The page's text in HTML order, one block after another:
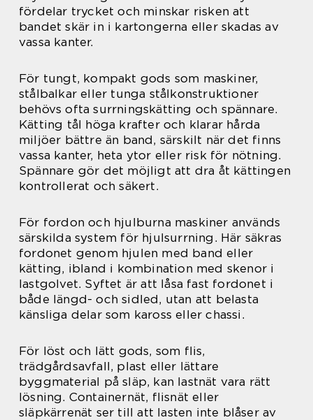
fördelar trycket och minskar risken att
bandet skär in i kartongerna eller skadas av
vassa kanter.
För tungt, kompakt gods som maskiner,
stålbalkar eller tunga stålkonstruktioner
behövs ofta surrningskätting och spännare.
Kätting tål höga krafter och klarar hårda
miljöer bättre än band, särskilt när det finns
vassa kanter, heta ytor eller risk för nötning.
Spännare gör det möjligt att dra åt kättingen
kontrollerat och säkert.
För fordon och hjulburna maskiner används
särskilda system för hjulsurrning. Här säkras
fordonet genom hjulen med band eller
kätting, ibland i kombination med skenor i
lastgolvet. Syftet är att låsa fast fordonet i
både längd- och sidled, utan att belasta
känsliga delar som kaross eller chassi.
För löst och lätt gods, som flis,
trädgårdsavfall, plast eller lättare
byggmaterial på släp, kan lastnät vara rätt
lösning. Containernät, flisnät eller
släpkärrenät ser till att lasten inte blåser av